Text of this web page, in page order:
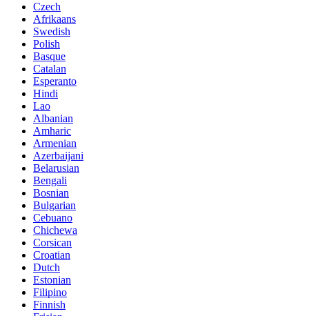
Czech
Afrikaans
Swedish
Polish
Basque
Catalan
Esperanto
Hindi
Lao
Albanian
Amharic
Armenian
Azerbaijani
Belarusian
Bengali
Bosnian
Bulgarian
Cebuano
Chichewa
Corsican
Croatian
Dutch
Estonian
Filipino
Finnish